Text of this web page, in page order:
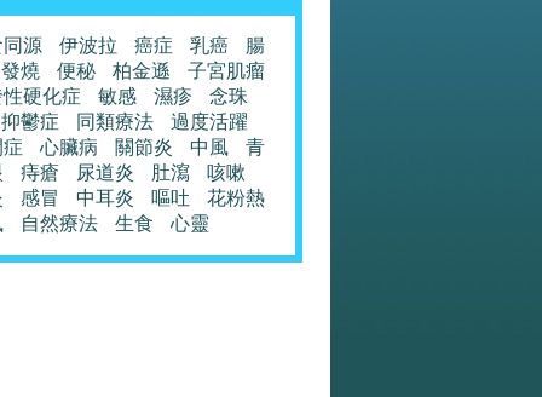
源 伊波拉 癌症 乳癌
腸
發燒
便秘 柏金遜
子宮肌瘤
硬化症
敏感 濕疹
念珠
抑鬱症
同類療法
過度活躍
心臟病 關節炎 中風
青
痔瘡 尿道炎 肚瀉
咳嗽
感冒 中耳炎 嘔吐
花粉熱
自然療法 生食 心靈